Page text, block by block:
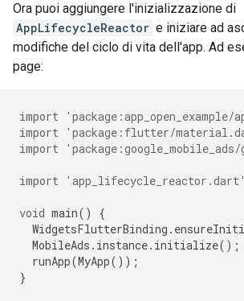
Ora puoi aggiungere l'inizializzazione di
AppLifecycleReactor e iniziare ad
modifiche del ciclo di vita dell'app. Ad
page:
import 'package:app_open_example/
import 'package:flutter/
import
import 'app_lifecycle_reactor.dart'
void main()
{
WidgetsFlutterBinding .
MobileAds . instance. initialize();
runApp(MyApp());
}